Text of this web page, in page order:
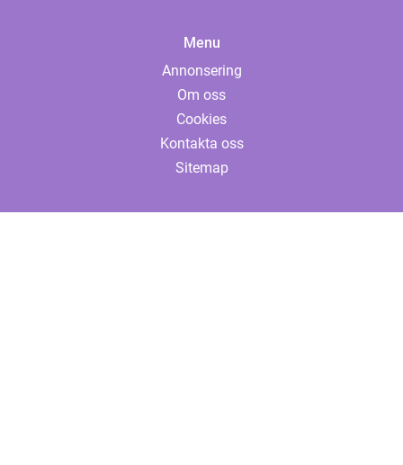
Menu
Annonsering
Om oss
Cookies
Kontakta oss
Sitemap